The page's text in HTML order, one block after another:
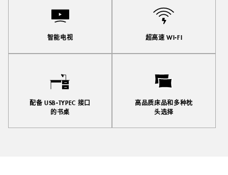
智能电视 超高速 WI-FI
配备 USB-TYPEC 接口
的书桌
高品质床品和多种枕
头选择